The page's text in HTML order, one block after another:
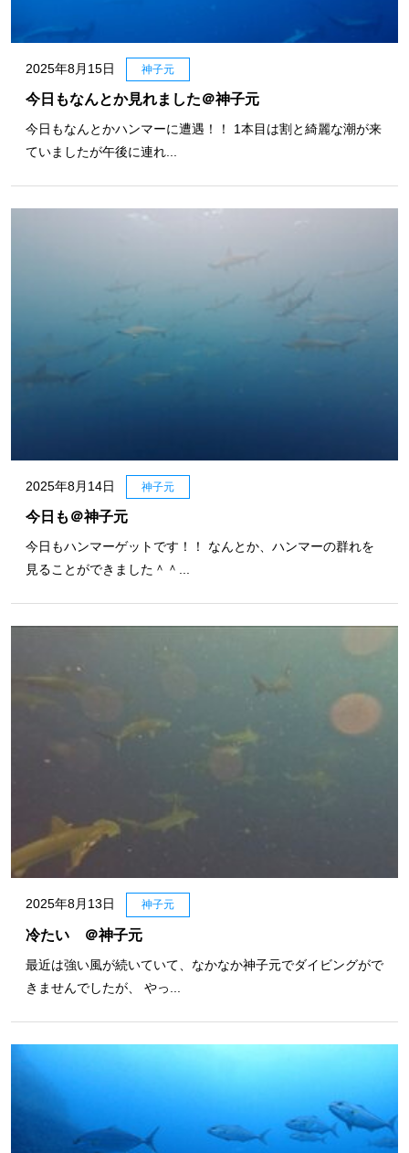
2025年8月15日 神子元
今日もなんとか見れました＠神子元
今日もなんとかハンマーに遭遇！！ 1本目は割と綺麗な潮が来
ていましたが午後に連れ...
2025年8月14日 神子元
今日も＠神子元
今日もハンマーゲットです！！ なんとか、ハンマーの群れを
見ることができました＾＾...
2025年8月13日 神子元
冷たい ＠神子元
最近は強い風が続いていて、なかなか神子元でダイビングがで
きませんでしたが、 やっ...